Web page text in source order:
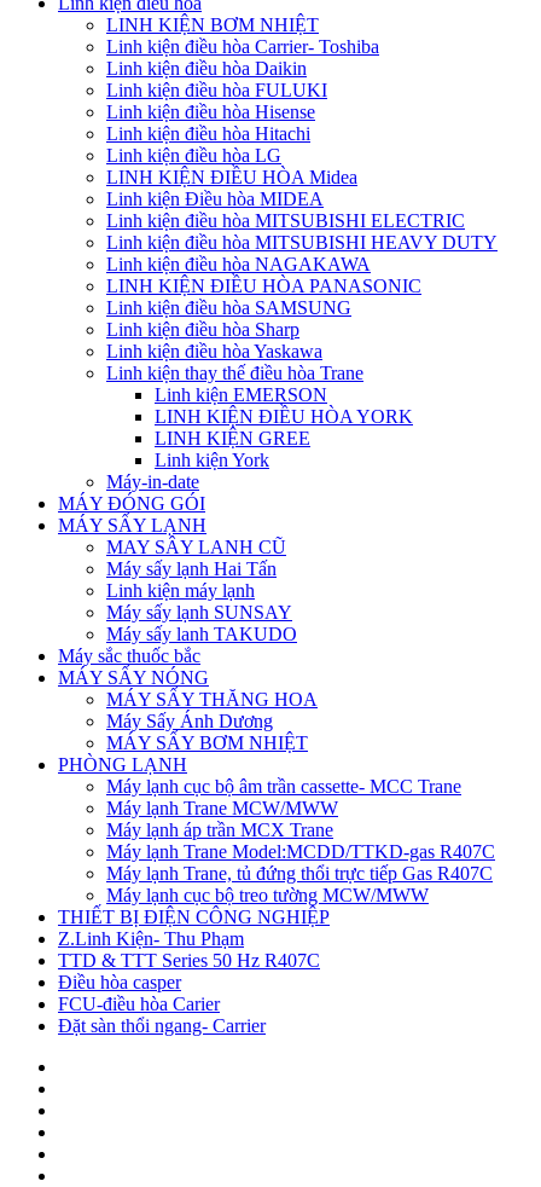
LINH KIỆN BƠM NHIỆT
Linh kiện điều hòa Carrier- Toshiba
Linh kiện điều hòa Daikin
Linh kiện điều hòa FULUKI
Linh kiện điều hòa Hisense
Linh kiện điều hòa Hitachi
Linh kiện điều hòa LG
LINH KIỆN ĐIỀU HÒA Midea
Linh kiện Điều hòa MIDEA
Linh kiện điều hòa MITSUBISHI ELECTRIC
Linh kiện điều hòa MITSUBISHI HEAVY DUTY
Linh kiện điều hòa NAGAKAWA
LINH KIỆN ĐIỀU HÒA PANASONIC
Linh kiện điều hòa SAMSUNG
Linh kiện điều hòa Sharp
Linh kiện điều hòa Yaskawa
Linh kiện thay thế điều hòa Trane
Linh kiện EMERSON
LINH KIỆN ĐIỀU HÒA YORK
LINH KIỆN GREE
Linh kiện York
Máy-in-date
MÁY ĐÓNG GÓI
MÁY SẤY LẠNH
MAY SÂY LANH CŨ
Máy sấy lạnh Hai Tấn
Linh kiện máy lạnh
Máy sấy lạnh SUNSAY
Máy sấy lanh TAKUDO
Máy sắc thuốc bắc
MÁY SẤY NÓNG
MÁY SẤY THĂNG HOA
Máy Sấy Ánh Dương
MÁY SẤY BƠM NHIỆT
PHÒNG LẠNH
Máy lạnh cục bộ âm trần cassette- MCC Trane
Máy lạnh Trane MCW/MWW
Máy lạnh áp trần MCX Trane
Máy lạnh Trane Model:MCDD/TTKD-gas R407C
Máy lạnh Trane, tủ đứng thổi trực tiếp Gas R407C
Máy lạnh cục bộ treo tường MCW/MWW
THIẾT BỊ ĐIỆN CÔNG NGHIỆP
Z.Linh Kiện- Thu Phạm
TTD & TTT Series 50 Hz R407C
Điều hòa casper
FCU-điều hòa Carier
Đặt sàn thổi ngang- Carrier